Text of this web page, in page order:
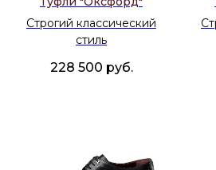
Строгий классический
стиль
228 500 руб.